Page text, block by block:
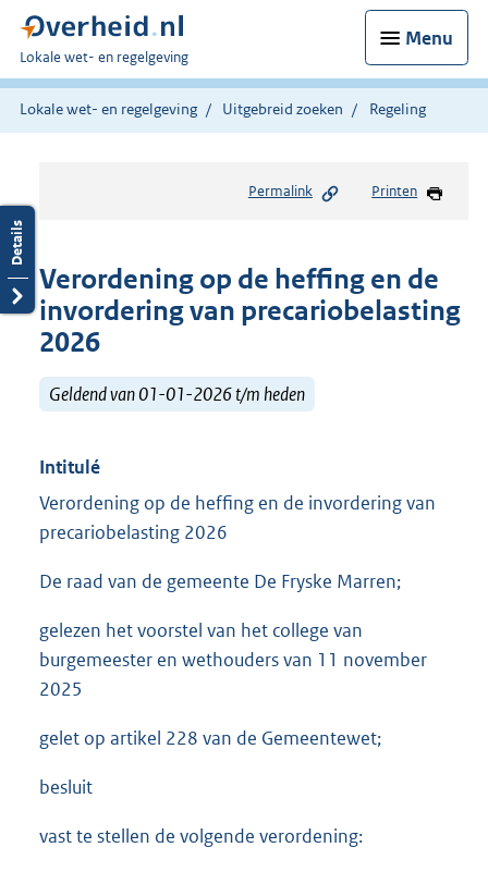
Menu
U
bent
hier:
Lokale wet- en regelgeving
Lokale wet- en regelgeving Uitgebreid zoeken Regeling
Permalink Printen
Verordening op de heffing en de
invordering van precariobelasting
2026
Geldend van 01-01-2026 t/m heden
Intitulé
Verordening op de heffing en de invordering van
precariobelasting 2026
De raad van de gemeente De Fryske Marren;
gelezen het voorstel van het college van
burgemeester en wethouders van 11 november
2025
gelet op artikel 228 van de Gemeentewet;
besluit
vast te stellen de volgende verordening: